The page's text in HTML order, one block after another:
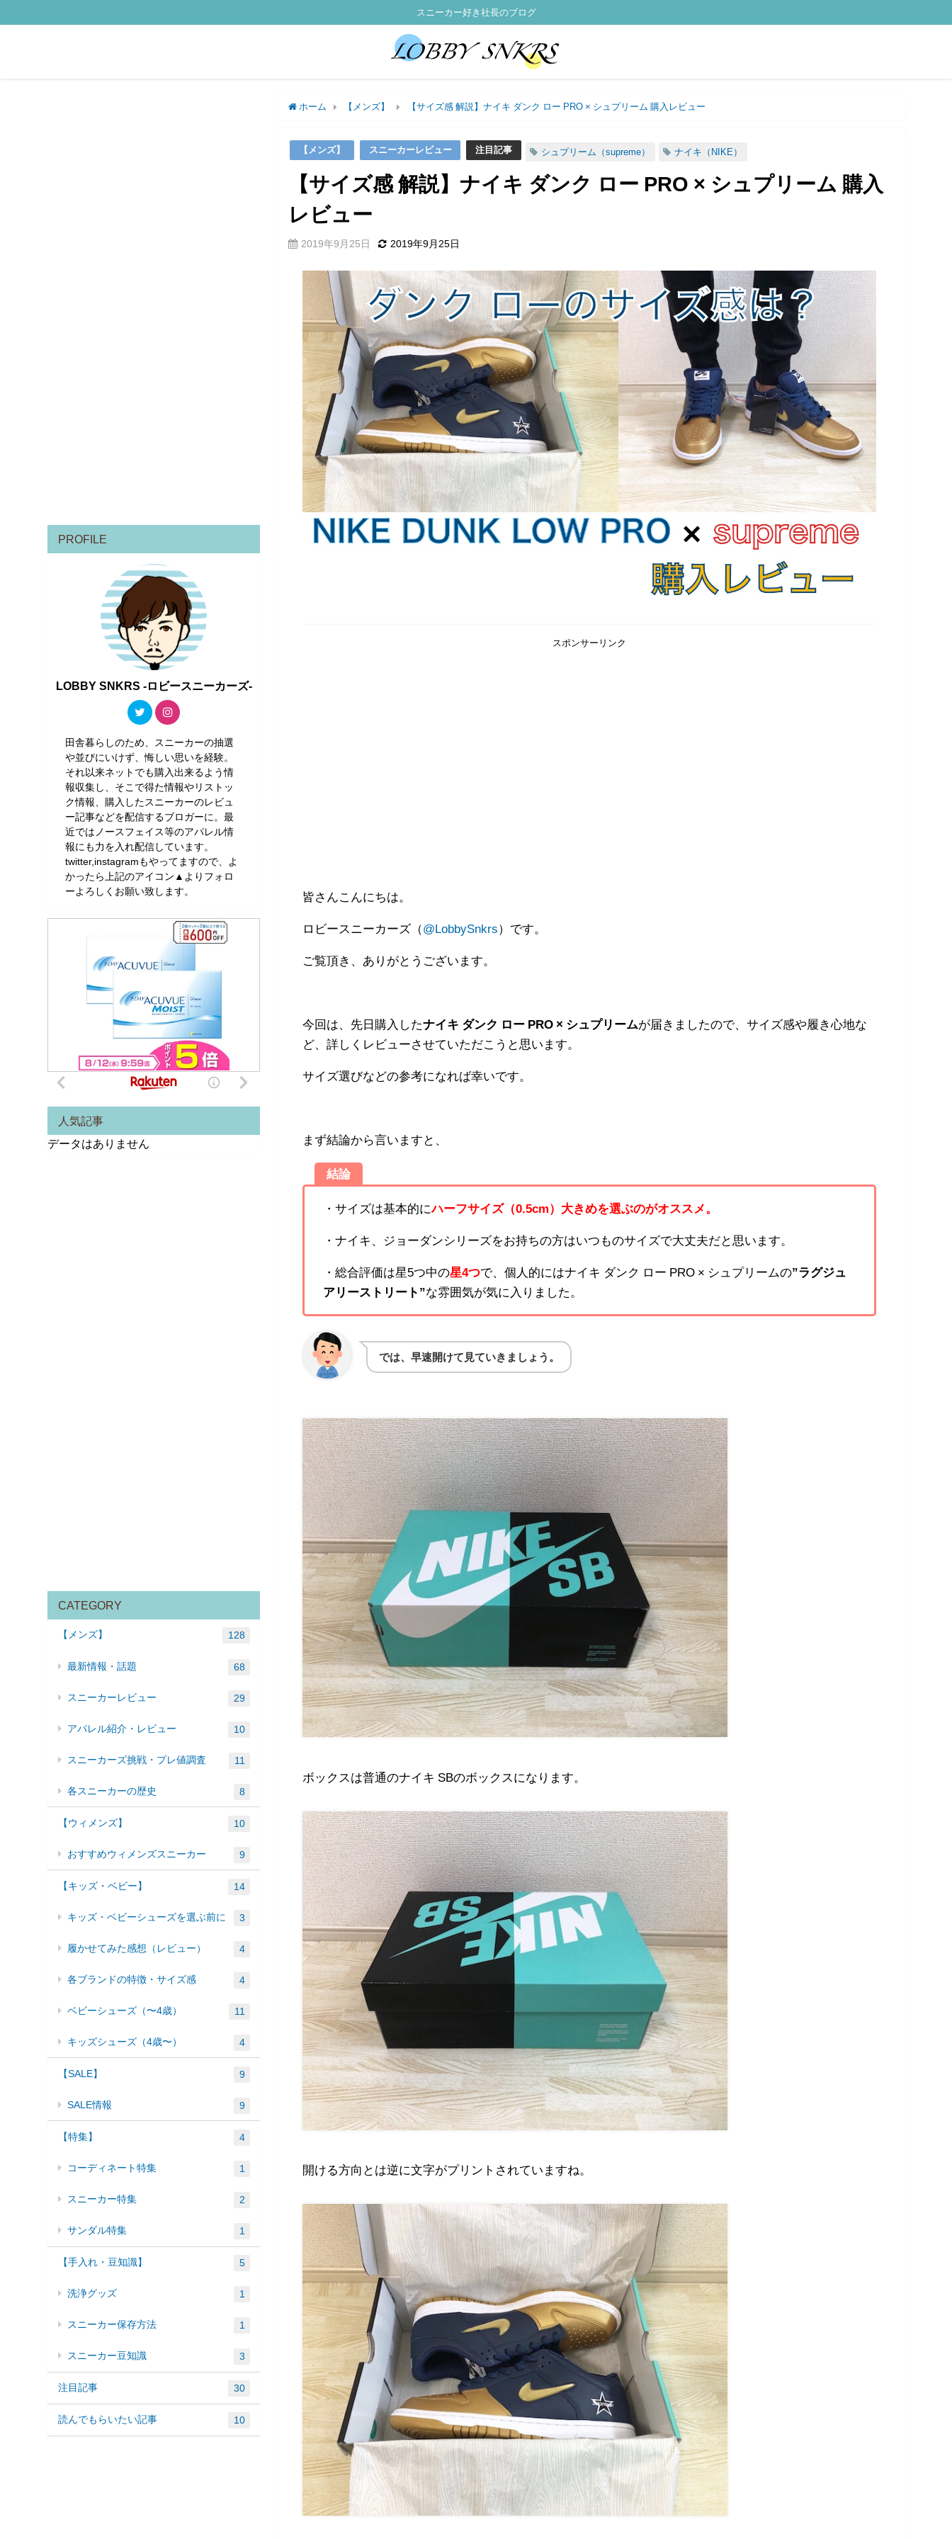
スニーカー好き社長のブログ
ホーム 【メンズ】 【サイズ感 解説】ナイキ ダンク ロー PRO × シュプリーム 購入レビュー
【メンズ】 スニーカーレビュー 注目記事 シュプリーム（supreme） ナイキ（NIKE）
【サイズ感 解説】ナイキ ダンク ロー PRO × シュプリーム 購入
レビュー
2019年9月25日 2019年9月25日
スポンサーリンク
皆さんこんにちは。
ロビースニーカーズ（@LobbySnkrs）です。
ご覧頂き、ありがとうございます。
今回は、先日購入したナイキ ダンク ロー PRO × シュプリームが届きましたので、サイズ感や履き心地な
ど、詳しくレビューさせていただこうと思います。
サイズ選びなどの参考になれば幸いです。
まず結論から言いますと、
結論
・サイズは基本的にハーフサイズ（0.5cm）大きめを選ぶのがオススメ。
・ナイキ、ジョーダンシリーズをお持ちの方はいつものサイズで大丈夫だと思います。
・総合評価は星5つ中の星4つで、個人的にはナイキ ダンク ロー PRO × シュプリームの”ラグジュ
アリーストリート”な雰囲気が気に入りました。
では、早速開けて見ていきましょう。
ボックスは普通のナイキ SBのボックスになります。
開ける方向とは逆に文字がプリントされていますね。
PROFILE
LOBBY SNKRS -ロビースニーカーズ-
田舎暮らしのため、スニーカーの抽選
や並びにいけず、悔しい思いを経験。
それ以来ネットでも購入出来るよう情
報収集し、そこで得た情報やリストッ
ク情報、購入したスニーカーのレビュ
ー記事などを配信するブロガーに。最
近ではノースフェイス等のアパレル情
報にも力を入れ配信しています。
twitter,instagramもやってますので、よ
かったら上記のアイコン▲よりフォロ
ーよろしくお願い致します。
人気記事
データはありません
CATEGORY
【メンズ】 128
最新情報・話題 68
スニーカーレビュー 29
アパレル紹介・レビュー 10
スニーカーズ挑戦・プレ値調査 11
各スニーカーの歴史 8
【ウィメンズ】 10
おすすめウィメンズスニーカー 9
【キッズ・ベビー】 14
キッズ・ベビーシューズを選ぶ前に 3
履かせてみた感想（レビュー） 4
各ブランドの特徴・サイズ感 4
ベビーシューズ（〜4歳） 11
キッズシューズ（4歳〜） 4
【SALE】 9
SALE情報 9
【特集】 4
コーディネート特集 1
スニーカー特集 2
サンダル特集 1
【手入れ・豆知識】 5
洗浄グッズ 1
スニーカー保存方法 1
スニーカー豆知識 3
注目記事 30
読んでもらいたい記事 10